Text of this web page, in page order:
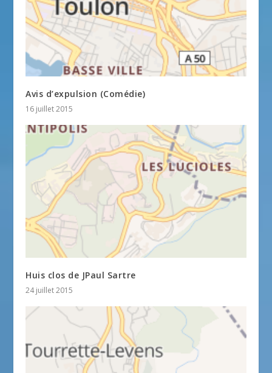
Avis d’expulsion (Comédie)
16 juillet 2015
Huis clos de JPaul Sartre
24 juillet 2015